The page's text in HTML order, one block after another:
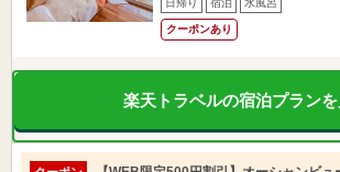
日帰り 宿泊 水風呂
クーポンあり
楽天トラベルの宿泊プラン